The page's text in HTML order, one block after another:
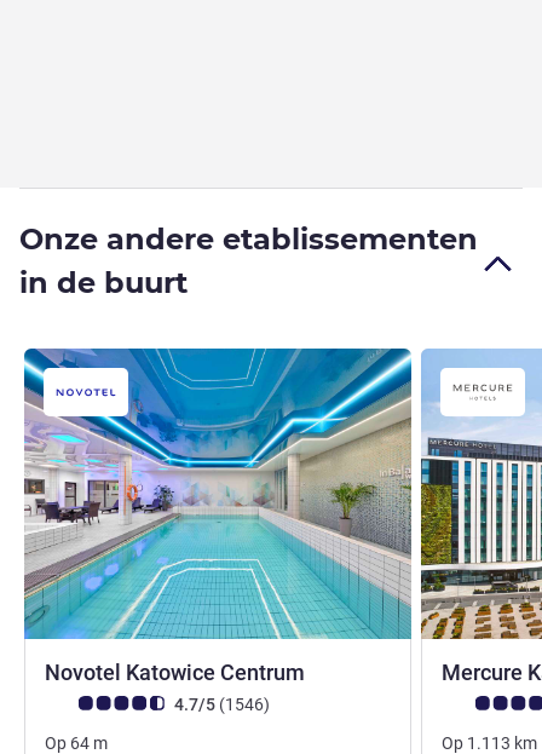
Onze andere etablissementen
in de buurt
Novotel Katowice Centrum
Avis-klantbeoordeling (ALL beoordeling)
4.7/5 (1546beoordelingen
)
Op 64 m
Mercure
Avis-
Op 1.113 km